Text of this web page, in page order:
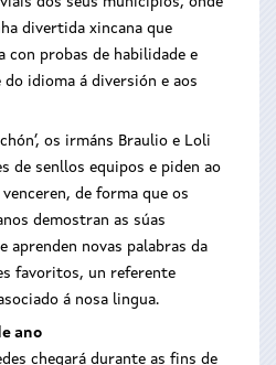
divertida xincana que
con probas de habilidade e
idioma á diversión e aos
os irmáns Braulio e Loli
de senllos equipos e piden ao
de forma que os
demostran as súas
aprenden novas palabras da
favoritos, un referente
á nosa lingua.
ano
chegará durante as fins de